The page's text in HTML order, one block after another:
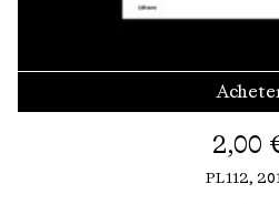
2,00
PL112,